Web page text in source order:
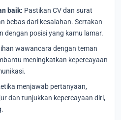
baik: Pastikan CV dan surat
bebas dari kesalahan. Sertakan
dengan posisi yang kamu lamar.
wawancara dengan teman
meningkatkan kepercayaan
menjawab pertanyaan,
dan tunjukkan kepercayaan diri,